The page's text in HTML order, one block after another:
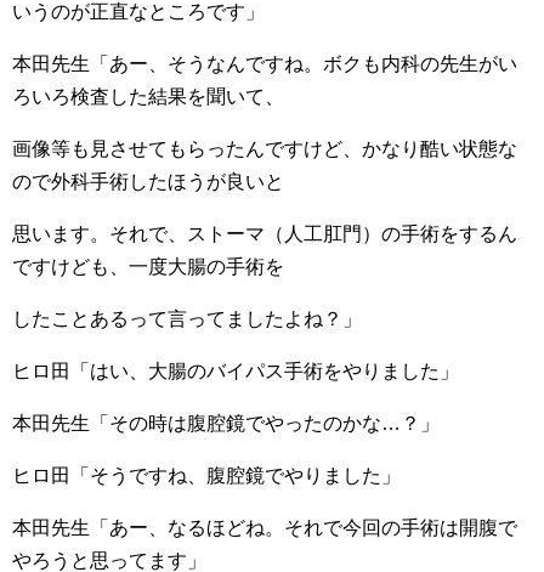
いうのが正直なところです」
本田先生「あー、そうなんですね。ボクも内科の先生がい
ろいろ検査した結果を聞いて、
画像等も見させてもらったんですけど、かなり酷い状態な
ので外科手術したほうが良いと
思います。それで、ストーマ（人工肛門）の手術をするん
ですけども、一度大腸の手術を
したことあるって言ってましたよね？」
ヒロ田「はい、大腸のバイパス手術をやりました」
本田先生「その時は腹腔鏡でやったのかな…？」
ヒロ田「そうですね、腹腔鏡でやりました」
本田先生「あー、なるほどね。それで今回の手術は開腹で
やろうと思ってます」